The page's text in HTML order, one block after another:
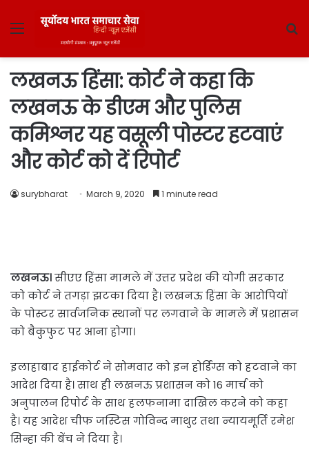
Menu
लखनऊ हिंसा: कोर्ट ने कहा कि
लखनऊ के डीएम और पुलिस
कमिश्नर यह वसूली पोस्टर हटवाएं
और कोर्ट को दें रिपोर्ट
surybharat March 9, 2020 1 minute read
लखनऊ।सीएए हिंसा मामले में उत्तर प्रदेश की योगी सरकार
को कोर्ट ने तगड़ा झटका दिया है। लखनऊ हिंसा के आरोपियों
के पोस्टर सार्वजनिक स्थानों पर लगवाने के मामले में प्रशासन
को बैकुफुट पर आना होगा।
इलाहाबाद हाईकोर्ट ने सोमवार को इन होर्डिंग्स को हटवाने का
आदेश दिया है। साथ ही लखनऊ प्रशासन को 16 मार्च को
अनुपालन रिपोर्ट के साथ हलफनामा दाखिल करने को कहा
है। यह आदेश चीफ जस्टिस गोविन्द माथुर तथा न्यायमूर्ति रमेश
सिन्हा की बेंच ने दिया है।